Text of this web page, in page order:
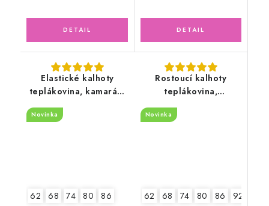
Elastické kalhoty
teplákovina, kamarádi
Novinka
62 68 74 80 86
Rostoucí kalhoty
teplákovina,
jednorožcem
Novinka
62 68 74 80 86 92